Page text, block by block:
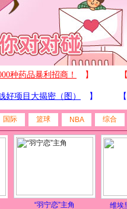
国际 篮球 NBA 综合
“羽宁恋”主角 维埃